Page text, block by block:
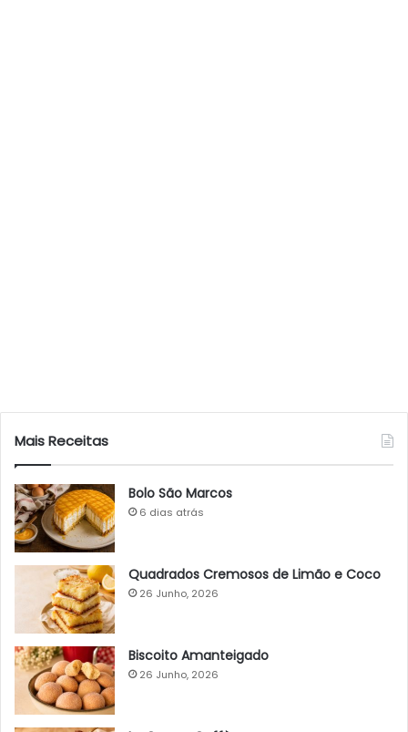
Mais Receitas
Bolo São Marcos
6 dias atrás
Quadrados Cremosos de Limão e Coco
26 Junho, 2026
Biscoito Amanteigado
26 Junho, 2026